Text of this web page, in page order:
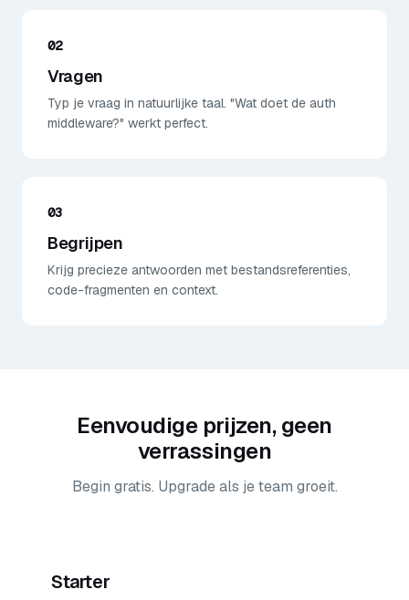
02
Vragen
Typ je vraag in natuurlijke taal. "Wat doet de auth
middleware?" werkt perfect.
03
Begrijpen
Krijg precieze antwoorden met bestandsreferenties,
code-fragmenten en context.
Eenvoudige prijzen, geen
verrassingen
Begin gratis. Upgrade als je team groeit.
Starter